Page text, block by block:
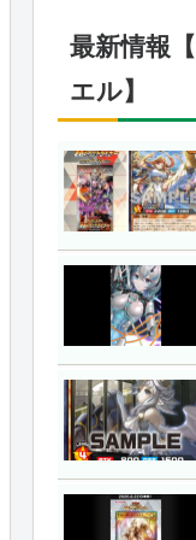
最新情報
エル】